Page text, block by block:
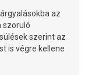
az
szoruló
szerint az
is végre kellene